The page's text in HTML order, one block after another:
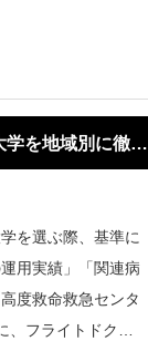
学を地域別に徹底
を選ぶ際、基準に
用実績」「関連病
度救命救急センタ
フライトドクタ